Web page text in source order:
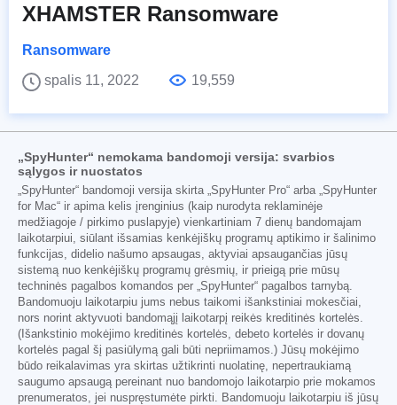
XHAMSTER Ransomware
Ransomware
spalis 11, 2022
19,559
„SpyHunter“ nemokama bandomoji versija: svarbios
sąlygos ir nuostatos
„SpyHunter“ bandomoji versija skirta „SpyHunter Pro“ arba „SpyHunter
for Mac“ ir apima kelis įrenginius (kaip nurodyta reklaminėje
medžiagoje / pirkimo puslapyje) vienkartiniam 7 dienų bandomajam
laikotarpiui, siūlant išsamias kenkėjiškų programų aptikimo ir šalinimo
funkcijas, didelio našumo apsaugas, aktyviai apsaugančias jūsų
sistemą nuo kenkėjiškų programų grėsmių, ir prieigą prie mūsų
techninės pagalbos komandos per „SpyHunter“ pagalbos tarnybą.
Bandomuoju laikotarpiu jums nebus taikomi išankstiniai mokesčiai,
nors norint aktyvuoti bandomąjį laikotarpį reikės kreditinės kortelės.
(Išankstinio mokėjimo kreditinės kortelės, debeto kortelės ir dovanų
kortelės pagal šį pasiūlymą gali būti nepriimamos.) Jūsų mokėjimo
būdo reikalavimas yra skirtas užtikrinti nuolatinę, nepertraukiamą
saugumo apsaugą pereinant nuo bandomojo laikotarpio prie mokamos
prenumeratos, jei nuspręstumėte pirkti. Bandomuoju laikotarpiu iš jūsų